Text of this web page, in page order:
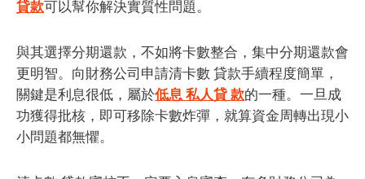
貸款可以幫你解決實質性問題。
與其選擇分期還款，不如將卡數整合，集中分期還款會
更明智。向財務公司申請清卡數 貸款手續程度簡單，
關鍵是利息很低，屬於低息 私人貸 款的一種。一旦成
功獲得批核，即可移除卡數炸彈，就算資金周轉出現小
小問題都無懼。